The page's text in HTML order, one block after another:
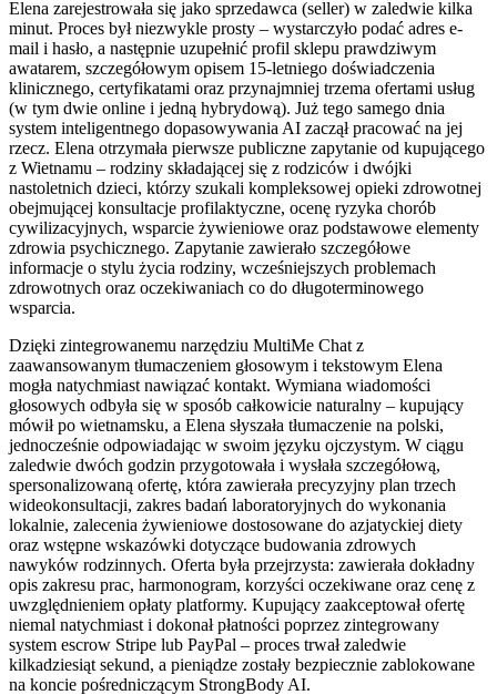
Elena zarejestrowała się jako sprzedawca (seller) w zaledwie kilka
minut. Proces był niezwykle prosty – wystarczyło podać adres e-
mail i hasło, a następnie uzupełnić profil sklepu prawdziwym
awatarem, szczegółowym opisem 15-letniego doświadczenia
klinicznego, certyfikatami oraz przynajmniej trzema ofertami usług
(w tym dwie online i jedną hybrydową). Już tego samego dnia
system inteligentnego dopasowywania AI zaczął pracować na jej
rzecz. Elena otrzymała pierwsze publiczne zapytanie od kupującego
z Wietnamu – rodziny składającej się z rodziców i dwójki
nastoletnich dzieci, którzy szukali kompleksowej opieki zdrowotnej
obejmującej konsultacje profilaktyczne, ocenę ryzyka chorób
cywilizacyjnych, wsparcie żywieniowe oraz podstawowe elementy
zdrowia psychicznego. Zapytanie zawierało szczegółowe
informacje o stylu życia rodziny, wcześniejszych problemach
zdrowotnych oraz oczekiwaniach co do długoterminowego
wsparcia.
Dzięki zintegrowanemu narzędziu MultiMe Chat z
zaawansowanym tłumaczeniem głosowym i tekstowym Elena
mogła natychmiast nawiązać kontakt. Wymiana wiadomości
głosowych odbyła się w sposób całkowicie naturalny – kupujący
mówił po wietnamsku, a Elena słyszała tłumaczenie na polski,
jednocześnie odpowiadając w swoim języku ojczystym. W ciągu
zaledwie dwóch godzin przygotowała i wysłała szczegółową,
spersonalizowaną ofertę, która zawierała precyzyjny plan trzech
wideokonsultacji, zakres badań laboratoryjnych do wykonania
lokalnie, zalecenia żywieniowe dostosowane do azjatyckiej diety
oraz wstępne wskazówki dotyczące budowania zdrowych
nawyków rodzinnych. Oferta była przejrzysta: zawierała dokładny
opis zakresu prac, harmonogram, korzyści oczekiwane oraz cenę z
uwzględnieniem opłaty platformy. Kupujący zaakceptował ofertę
niemal natychmiast i dokonał płatności poprzez zintegrowany
system escrow Stripe lub PayPal – proces trwał zaledwie
kilkadziesiąt sekund, a pieniądze zostały bezpiecznie zablokowane
na koncie pośredniczącym StrongBody AI.